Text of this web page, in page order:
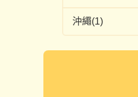
沖繩(1)